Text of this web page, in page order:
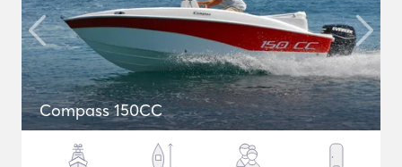
Compass 150CC